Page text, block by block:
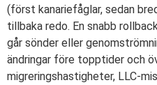
(först kanariefåglar, sedan
tillbaka redo. En snabb
går sönder eller
ändringar före topptider och
migreringshastigheter, LLC-